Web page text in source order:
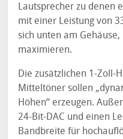
Lautsprecher zu denen
mit einer Leistung von
sich unten am
maximieren.
Die zusätzlichen 1-Zoll-
Mitteltöner sollen
Höhen“ erzeugen.
24-Bit-DAC und einen
Bandbreite für